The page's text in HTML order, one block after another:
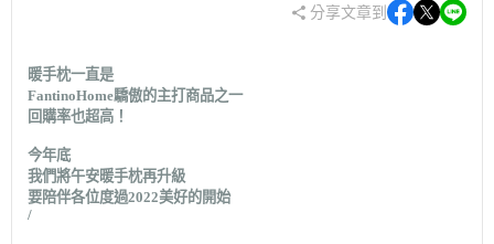
分享文章到
暖手枕一直是
FantinoHome驕傲的主打商品之一
回購率也超高！
今年底
我們將午安暖手枕再升級
要陪伴各位度過2022美好的開始
/